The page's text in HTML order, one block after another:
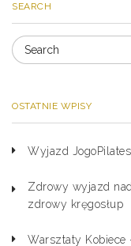
SEARCH
OSTATNIE WPISY
Wyjazd
Zdrowy wyjazd
zdrowy kręgosłup
Warsztaty Kobiece